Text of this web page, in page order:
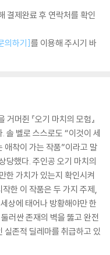
결제완료 후 연락처를 확인
의하기]를 이용해 주시기 바
머쥔 『오기 마치의 모험』
솔 벨로 스스로도 “이것이 세
애착이 가는 작품”이라고 말
당했다. 주인공 오기 마치의
한 가치가 있는지 확인시켜
한 이 작품은 두 가지 주제,
상에 태어나 방황해야만 한
러싼 존재의 벽을 뚫고 완전
실존적 딜레마를 취급하고 있